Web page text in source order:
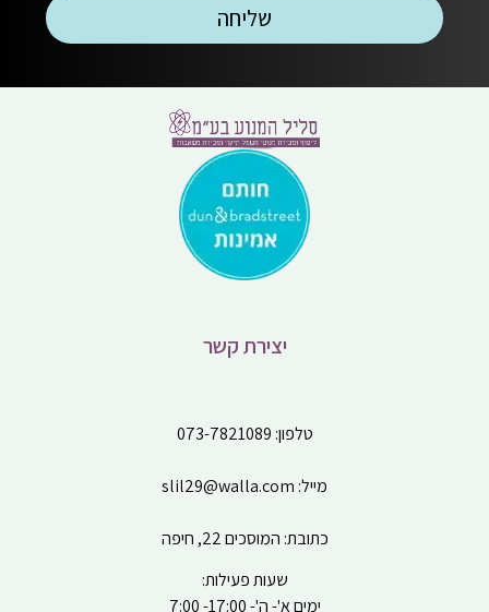
שליחה
יצירת קשר
טלפון: 073-7821089
מייל: slil29@walla.com
כתובת: המוסכים 22, חיפה
שעות פעילות:
ימים א'- ה'- 17:00- 7:00